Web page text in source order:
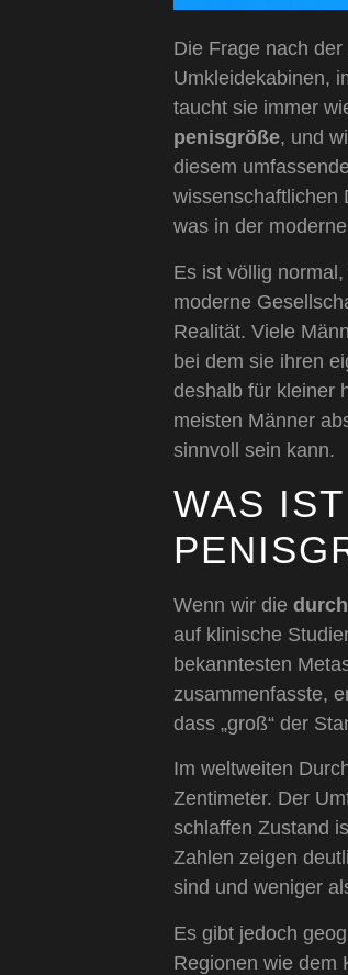
Die Frage nach
Umkleidekabinen,
taucht sie immer
penisgröße, und
diesem
wissenschaftlichen
was in der
Es ist völlig
moderne
Realität. Viele
bei dem sie ihren
deshalb für kleiner
meisten Männer
sinnvoll sein kann.
WAS
Wenn wir die
auf klinische
bekanntesten
zusammenfasste,
dass „groß“ der
Im weltweiten
Zentimeter. Der
schlaffen Zustand
Zahlen zeigen
sind und weniger
Es gibt jedoch
Regionen wie dem